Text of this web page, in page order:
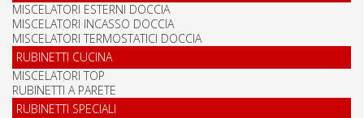
MISCELATORI ESTERNI DOCCIA
MISCELATORI INCASSO DOCCIA
MISCELATORI TERMOSTATICI DOCCIA
RUBINETTI CUCINA
MISCELATORI TOP
RUBINETTI A PARETE
RUBINETTI SPECIALI